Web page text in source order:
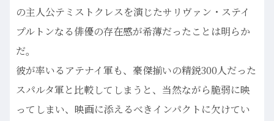
の主人公テミストクレスを演じたサリヴァン・ステイ
プルトンなる俳優の存在感が希薄だったことは明らか
だ。
彼が率いるアテナイ軍も、豪傑揃いの精鋭300人だった
スパルタ軍と比較してしまうと、当然ながら脆弱に映
ってしまい、映画に添えるべきインパクトに欠けてい